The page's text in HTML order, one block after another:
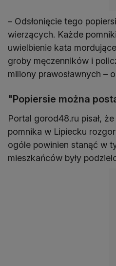
– Odsłonięcie tego
wierzących. Każde
uwielbienie kata
groby męczenników i
miliony prawosławnych –
"Popiersie można
Portal gorod48.ru pisał,
pomnika w Lipiecku
ogóle powinien stanąć w
mieszkańców były